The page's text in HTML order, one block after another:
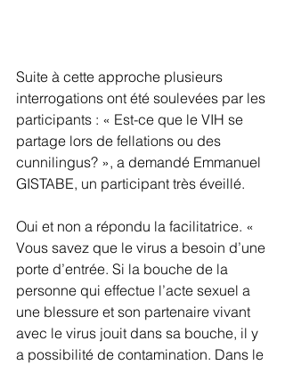
Suite à cette approche plusieurs
interrogations ont été soulevées par les
participants : « Est-ce que le VIH se
partage lors de fellations ou des
cunnilingus? », a demandé Emmanuel
GISTABE, un participant très éveillé.
Oui et non a répondu la facilitatrice. «
Vous savez que le virus a besoin d’une
porte d’entrée. Si la bouche de la
personne qui effectue l’acte sexuel a
une blessure et son partenaire vivant
avec le virus jouit dans sa bouche, il y
a possibilité de contamination. Dans le